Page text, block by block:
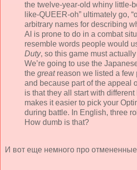
the twelve-year-old whiny little-
like-QUEER-oh” ultimately go,
arbitrary names for describing
AI is prone to do in a combat
resemble words people would
Duty, so this game must actually
We’re going to use the
the greatreason we listed a few
and because part of the appeal
is that they all start with different
makes it easier to pick your
during battle. In English, three
How dumb is that?
И вот еще немного про